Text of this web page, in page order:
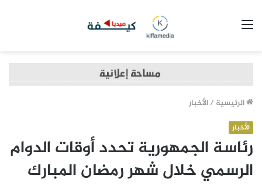
الرئيسية /الأخبار
الأخبار
رئاسة الجمهورية تحدد أوقات الدوام
الرسمي خلال شهر رمضان المبارك